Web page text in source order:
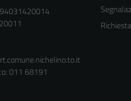
011 68191